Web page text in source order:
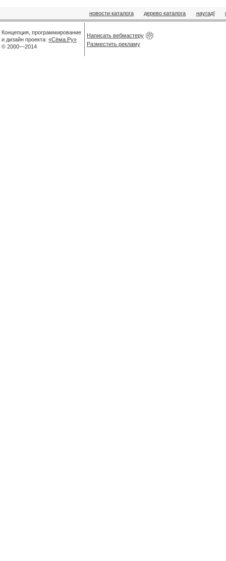
новости каталога дерево каталога наугад!
Концепция, программирование
и дизайн проекта: «Сёма.Ру»
© 2000—2014
Написать вебмастеру
Разместить рекламу